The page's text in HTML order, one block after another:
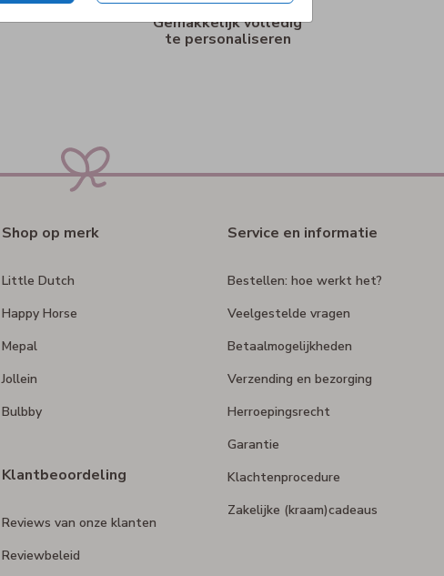
Gemakkelijk volledig
te personaliseren
Shop op merk
Little Dutch
Happy Horse
Mepal
Jollein
Bulbby
Klantbeoordeling
Reviews van onze klanten
Reviewbeleid
Service en informatie
Bestellen: hoe werkt het?
Veelgestelde vragen
Betaalmogelijkheden
Verzending en bezorging
Herroepingsrecht
Garantie
Klachtenprocedure
Zakelijke (kraam)cadeaus